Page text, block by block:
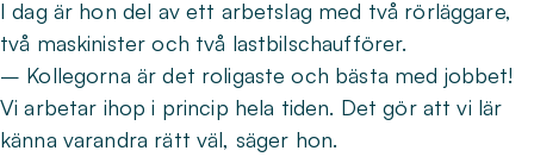
I dag är hon del av ett arbetslag med två rörläggare,
två maskinister och två lastbilschaufförer.
– Kollegorna är det roligaste och bästa med jobbet!
Vi arbetar ihop i princip hela tiden. Det gör att vi lär
känna varandra rätt väl, säger hon.